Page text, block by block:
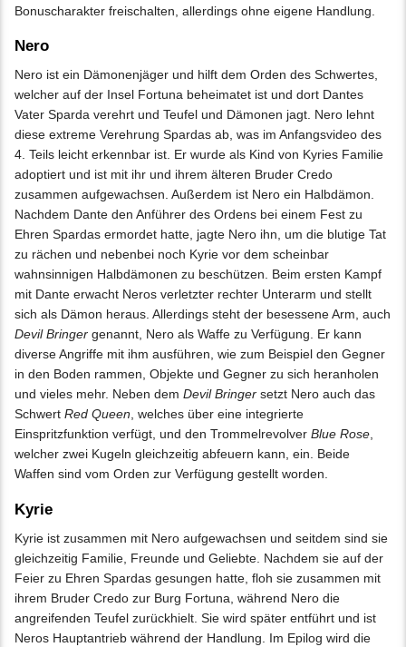
Bonuscharakter freischalten, allerdings ohne eigene Handlung.
Nero
Nero ist ein Dämonenjäger und hilft dem Orden des Schwertes,
welcher auf der Insel Fortuna beheimatet ist und dort Dantes
Vater Sparda verehrt und Teufel und Dämonen jagt. Nero lehnt
diese extreme Verehrung Spardas ab, was im Anfangsvideo des
4. Teils leicht erkennbar ist. Er wurde als Kind von Kyries Familie
adoptiert und ist mit ihr und ihrem älteren Bruder Credo
zusammen aufgewachsen. Außerdem ist Nero ein Halbdämon.
Nachdem Dante den Anführer des Ordens bei einem Fest zu
Ehren Spardas ermordet hatte, jagte Nero ihn, um die blutige Tat
zu rächen und nebenbei noch Kyrie vor dem scheinbar
wahnsinnigen Halbdämonen zu beschützen. Beim ersten Kampf
mit Dante erwacht Neros verletzter rechter Unterarm und stellt
sich als Dämon heraus. Allerdings steht der besessene Arm, auch
Devil Bringer genannt, Nero als Waffe zu Verfügung. Er kann
diverse Angriffe mit ihm ausführen, wie zum Beispiel den Gegner
in den Boden rammen, Objekte und Gegner zu sich heranholen
und vieles mehr. Neben dem Devil Bringer setzt Nero auch das
Schwert Red Queen, welches über eine integrierte
Einspritzfunktion verfügt, und den Trommelrevolver Blue Rose,
welcher zwei Kugeln gleichzeitig abfeuern kann, ein. Beide
Waffen sind vom Orden zur Verfügung gestellt worden.
Kyrie
Kyrie ist zusammen mit Nero aufgewachsen und seitdem sind sie
gleichzeitig Familie, Freunde und Geliebte. Nachdem sie auf der
Feier zu Ehren Spardas gesungen hatte, floh sie zusammen mit
ihrem Bruder Credo zur Burg Fortuna, während Nero die
angreifenden Teufel zurückhielt. Sie wird später entführt und ist
Neros Hauptantrieb während der Handlung. Im Epilog wird die